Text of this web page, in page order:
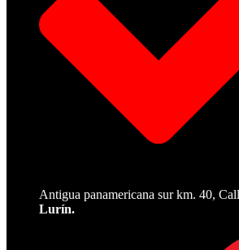
Antigua panamericana sur km. 40,
Lurín.